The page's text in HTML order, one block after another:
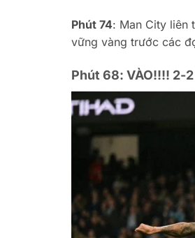
Phút 74: Man City liên
vững vàng trước các
Phút 68: VÀO!!!! 2-